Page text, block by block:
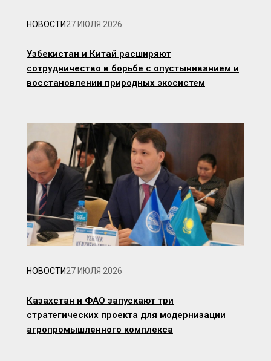
НОВОСТИ27 ИЮЛЯ 2026
Узбекистан и Китай расширяют
сотрудничество в борьбе с опустыниванием и
восстановлении природных экосистем
НОВОСТИ27 ИЮЛЯ 2026
Казахстан и ФАО запускают три
стратегических проекта для модернизации
агропромышленного комплекса